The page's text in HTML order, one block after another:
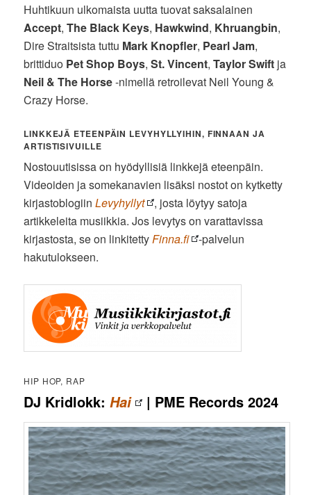
Huhtikuun ulkomaista uutta tuovat saksalainen
Accept,The Black Keys, Hawkwind, Khruangbin,
Dire Straitsista tuttu Mark Knopfler, Pearl Jam,
brittiduo Pet Shop Boys,St. Vincent,Taylor Swift ja
Neil & The Horse-nimellä retroilevat Neil Young &
Crazy Horse.
LINKKEJÄ ETEENPÄIN LEVYHYLLYIHIN, FINNAAN JA
ARTISTISIVUILLE
Nostouutisissa on hyödyllisiä linkkejä eteenpäin.
Videoiden ja somekanavien lisäksi nostot on kytketty
kirjastoblogiinLevyhyllyt
, josta löytyy satoja
artikkeleita musiikkia. Jos levytys on varattavissa
kirjastosta, se on linkitetty Finna.fi
-palvelun
hakutulokseen.
HIP HOP, RAP
DJ Kridlokk:Hai | PME Records 2024